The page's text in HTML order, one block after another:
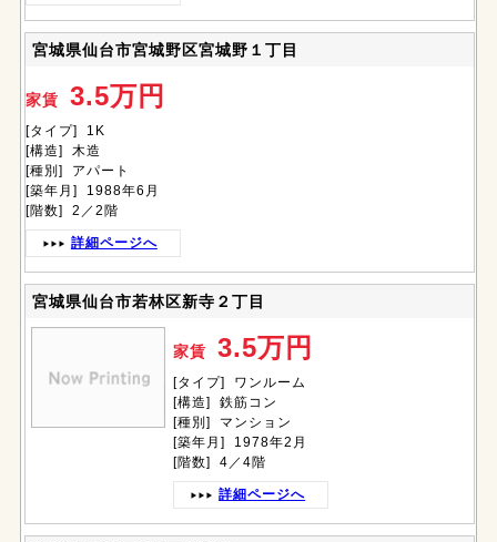
宮城県仙台市宮城野区宮城野１丁目
家賃 3.5万円
[タイプ] 1K
[構造] 木造
[種別] アパート
[築年月] 1988年6月
[階数] 2／2階
詳細ページへ
宮城県仙台市若林区新寺２丁目
家賃3.5万円
[タイプ] ワンルーム
[構造] 鉄筋コン
[種別] マンション
[築年月] 1978年2月
[階数] 4／4階
詳細ページへ